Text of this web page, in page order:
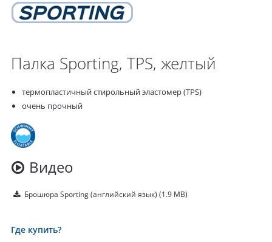
Палка Sporting, TPS, желтый
термопластичный стирольный эластомер (TPS)
очень прочный
Видео
Брошюра Sporting (английский язык) (1.9 MB)
Где купить?